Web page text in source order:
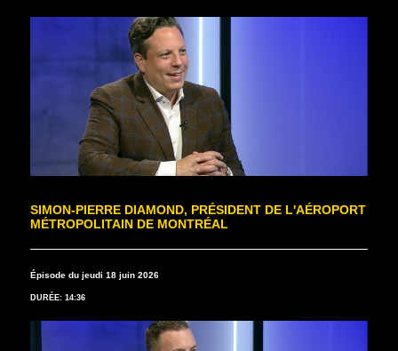
SIMON-PIERRE DIAMOND, PRÉSIDENT DE L'AÉROPORT
MÉTROPOLITAIN DE MONTRÉAL
Épisode du jeudi 18 juin 2026
DURÉE: 14:36